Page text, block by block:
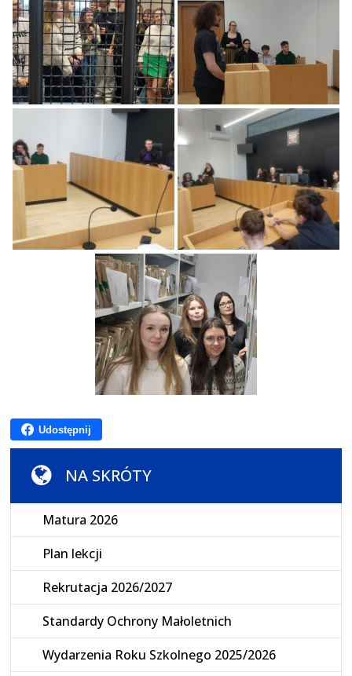
Udostępnij
NA SKRÓTY
Matura 2026
Plan lekcji
Rekrutacja 2026/2027
Standardy Ochrony Małoletnich
Wydarzenia Roku Szkolnego 2025/2026